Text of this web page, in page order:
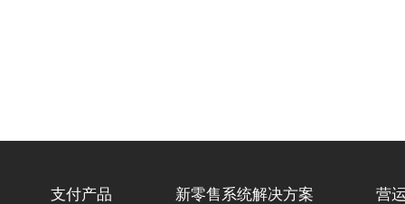
支付产品 新零售系统解决方案 营